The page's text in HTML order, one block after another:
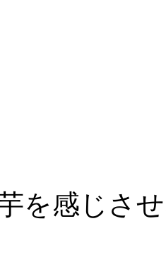
を感じさ